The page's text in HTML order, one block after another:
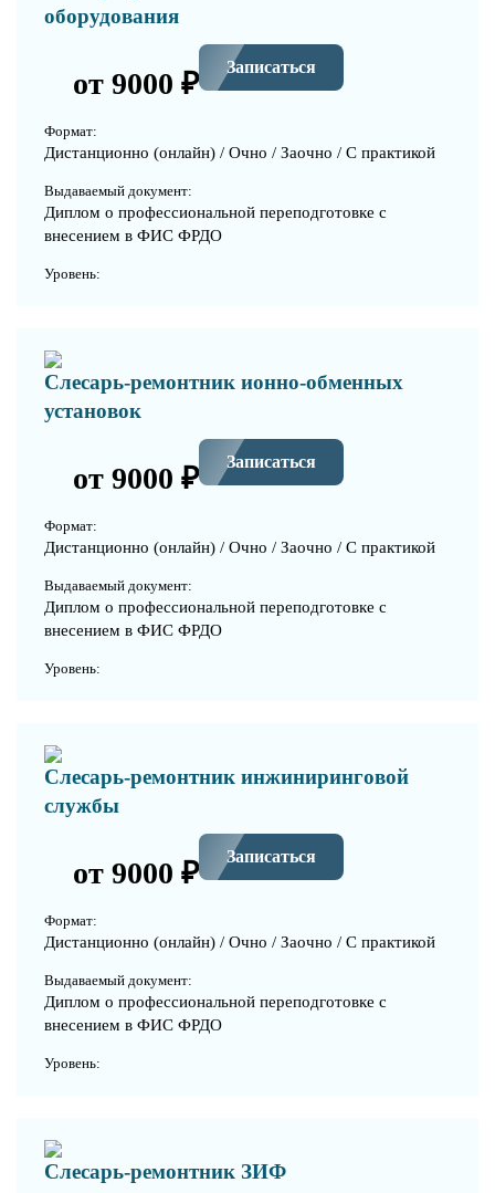
оборудования
от 9000 ₽ Записаться
Формат:
Дистанционно (онлайн) / Очно / Заочно / С практикой
Выдаваемый документ:
Диплом о профессиональной переподготовке с
внесением в ФИС ФРДО
Уровень:
Слесарь-ремонтник ионно-обменных
установок
от 9000 ₽ Записаться
Формат:
Дистанционно (онлайн) / Очно / Заочно / С практикой
Выдаваемый документ:
Диплом о профессиональной переподготовке с
внесением в ФИС ФРДО
Уровень:
Слесарь-ремонтник инжиниринговой
службы
от 9000 ₽ Записаться
Формат:
Дистанционно (онлайн) / Очно / Заочно / С практикой
Выдаваемый документ:
Диплом о профессиональной переподготовке с
внесением в ФИС ФРДО
Уровень:
Слесарь-ремонтник ЗИФ